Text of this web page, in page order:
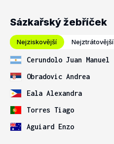
Sázkařský žebříček
Nejziskovější Nejztrátovější
Cerundolo Juan Manuel
Obradovic Andrea
Eala Alexandra
Torres Tiago
Aguiard Enzo